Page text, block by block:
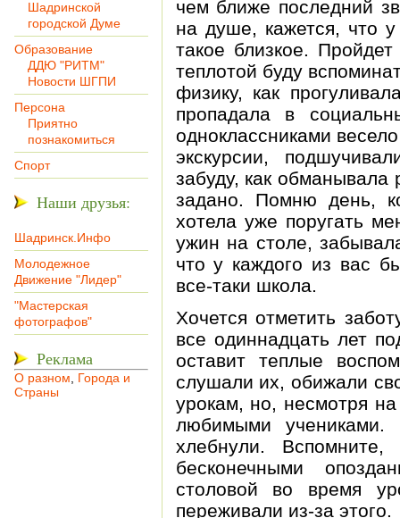
Шадринской
городской Думе
Образование
ДДЮ "РИТМ"
Новости ШГПИ
Персона
Приятно
познакомиться
Спорт
Наши друзья:
Шадринск.Инфо
Молодежное
Движение "Лидер"
"Мастерская
фотографов"
Реклама
О разном
Города и
Страны
чем ближе последний
на душе, кажется, что
такое близкое.
теплотой буду
физику, как
пропадала в
одноклассниками
экскурсии,
забуду, как обманывала
задано. Помню день,
хотела уже поругать
ужин на столе,
что у каждого из вас
все-таки школа.
Хочется отметить
все одиннадцать лет
оставит теплые
слушали их, обижали
урокам, но, несмотря
любимыми учениками.
хлебнули.
бесконечными
столовой во время
переживали из-за этого.